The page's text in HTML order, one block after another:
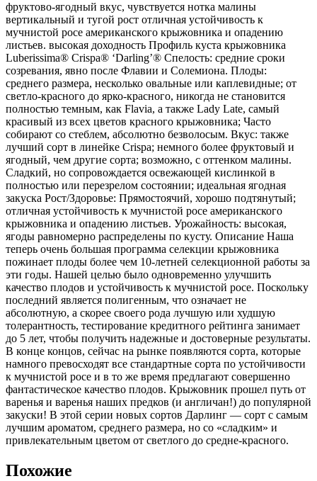
фруктово-ягодный вкус, чувствуется нотка малины
вертикальный и тугой рост отличная устойчивость к
мучнистой росе американского крыжовника и опадению
листьев. высокая доходность Профиль куста крыжовника
Luberissima® Crispa® ‘Darling’® Спелость: средние сроки
созревания, явно после Флавии и Солемиона. Плоды:
среднего размера, несколько овальные или каплевидные; от
светло-красного до ярко-красного, никогда не становится
полностью темным, как Flavia, а также Lady Late, самый
красивый из всех цветов красного крыжовника; Часто
собирают со стеблем, абсолютно безволосым. Вкус: также
лучший сорт в линейке Crispa; немного более фруктовый и
ягодный, чем другие сорта; возможно, с оттенком малины.
Сладкий, но сопровождается освежающей кислинкой в ​​
полностью или перезрелом состоянии; идеальная ягодная
закуска Рост/Здоровье: Прямостоячий, хорошо подтянутый;
отличная устойчивость к мучнистой росе американского
крыжовника и опадению листьев. Урожайность: высокая,
ягоды равномерно распределены по кусту. Описание Наша
теперь очень большая программа селекции крыжовника
пожинает плоды более чем 10-летней селекционной работы за
эти годы. Нашей целью было одновременно улучшить
качество плодов и устойчивость к мучнистой росе. Поскольку
последний является полигенным, что означает не
абсолютную, а скорее своего рода лучшую или худшую
толерантность, тестирование кредитного рейтинга занимает
до 5 лет, чтобы получить надежные и достоверные результаты.
В конце концов, сейчас на рынке появляются сорта, которые
намного превосходят все стандартные сорта по устойчивости
к мучнистой росе и в то же время предлагают совершенно
фантастическое качество плодов. Крыжовник прошел путь от
варенья и варенья наших предков (и англичан!) до популярной
закуски! В этой серии новых сортов Дарлинг — сорт с самым
лучшим ароматом, среднего размера, но со «сладким» и
привлекательным цветом от светлого до средне-красного.
Похожие